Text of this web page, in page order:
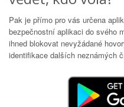
Pak je přímo pro vás určena
bezpečnostní aplikaci do svého
ihned blokovat nevyžádané
identifikace dalších neznámých